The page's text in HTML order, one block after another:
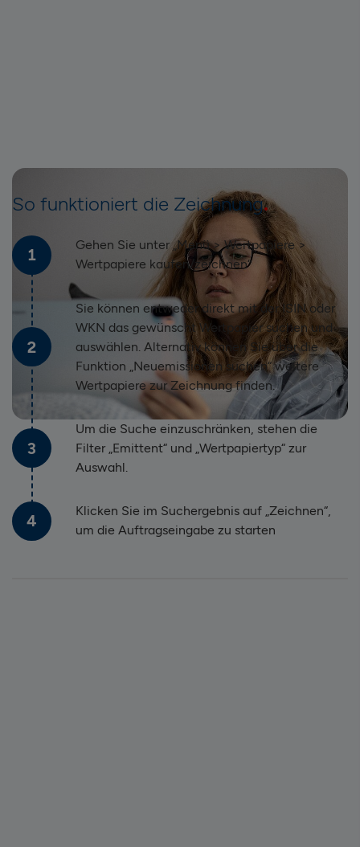
So funktioniert die Zeichnung
1
Gehen Sie unter „Menü > Wertpapiere >
Wertpapiere kaufen/zeichnen“
2
Sie können entweder direkt mit der ISIN oder
WKN das gewünscht Wertpapier suchen und
auswählen. Alternativ können Sie über die
Funktion „Neuemissionen suchen“ weitere
Wertpapiere zur Zeichnung finden.
3
Um die Suche einzuschränken, stehen die
Filter „Emittent“ und „Wertpapiertyp“ zur
Auswahl.
4
Klicken Sie im Suchergebnis auf „Zeichnen“,
um die Auftragseingabe zu starten